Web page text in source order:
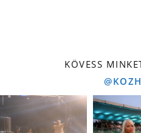
KÖVESS